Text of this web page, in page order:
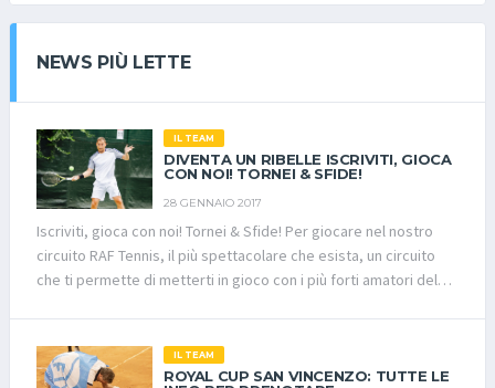
NEWS PIÙ LETTE
IL TEAM
DIVENTA UN RIBELLE ISCRIVITI, GIOCA
CON NOI! TORNEI & SFIDE!
28 GENNAIO 2017
Iscriviti, gioca con noi! Tornei & Sfide! Per giocare nel nostro
circuito RAF Tennis, il più spettacolare che esista, un circuito
che ti permette di metterti in gioco con i più forti amatori del
anagrafici. Riceverai una mail con link allegato dove devi
conferme l’iscrizione al sito. Dal link si accederà ad una nuova
IL TEAM
ROYAL CUP SAN VINCENZO: TUTTE LE